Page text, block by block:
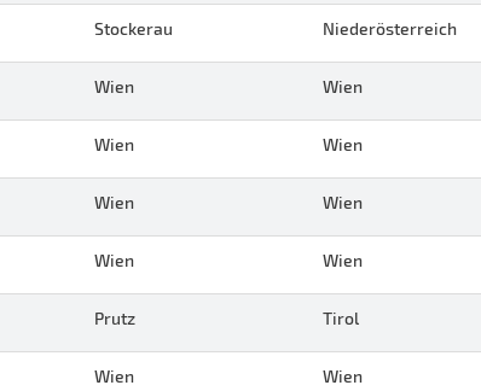
Stockerau Niederösterreich
Wien Wien
Wien Wien
Wien Wien
Wien Wien
Prutz Tirol
Wien Wien